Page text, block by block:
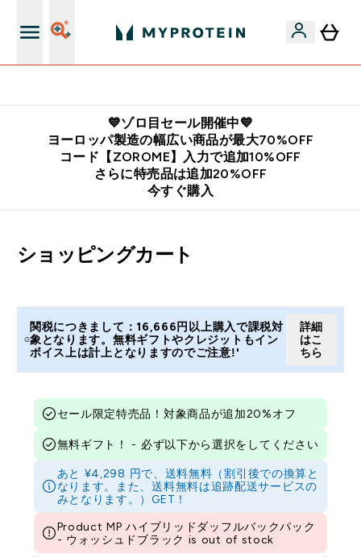
💙ゾロ目セール開催中💙
ヨーロッパ製造の幅広い商品が最大70%OFF
コード【ZOROME】入力で追加10%OFF
さらに特売品は追加20%OFF
今すぐ購入
ショッピングカート
関税につきまして：16,666円以上購入で課税対
象となります。無料ギフトやクレジットもイン
ボイス上は計上となりますのでご注意!'
詳細
はこ
ちら
セール限定特売品！対象商品が追加20%オフ
無料ギフト！ - 必ず以下から選択をしてください
あと ¥4,298 円で、送料無料（割引後での換算と
なります。また、送料無料は追跡配送サービスの
みとなります。）GET！
Product MP ハイブリッドダッフルバックパック
- ウォッシュドブラック is out of stock